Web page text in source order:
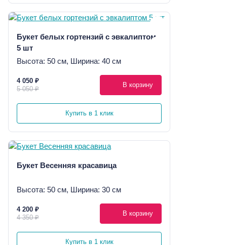
Букет белых гортензий с эвкалиптом
5 шт
Высота: 50 см, Ширина: 40 см
4 050 ₽
5 050 ₽
В корзину
Купить в 1 клик
Букет Весенняя красавица
Высота: 50 см, Ширина: 30 см
4 200 ₽
4 350 ₽
В корзину
Купить в 1 клик